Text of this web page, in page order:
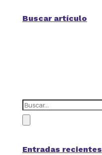
Buscar artículo
Entradas recientes